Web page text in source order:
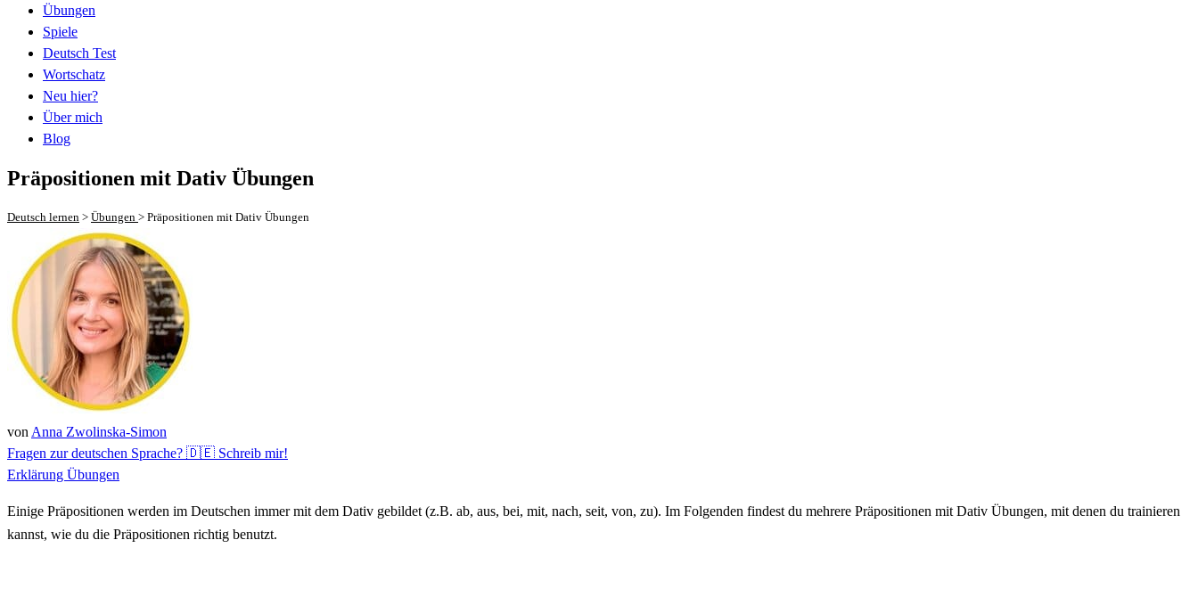
Übungen
Spiele
Deutsch Test
Wortschatz
Neu hier?
Über mich
Blog
Präpositionen mit Dativ Übungen
Deutsch lernen > Übungen > Präpositionen mit Dativ Übungen
von Anna Zwolinska-Simon
Fragen zur deutschen Sprache? 🇩🇪 Schreib mir!
Erklärung Übungen
Einige Präpositionen werden im Deutschen immer mit dem Dativ gebildet (z.B. ab, aus, bei, mit, nach, seit, von, zu). Im Folgenden findest du mehrere Präpositionen mit Dativ Übungen, mit denen du trainieren
kannst, wie du die Präpositionen richtig benutzt.